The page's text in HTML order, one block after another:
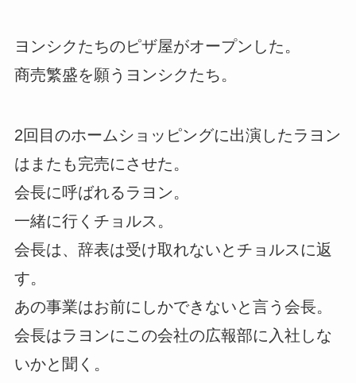
ヨンシクたちのピザ屋がオープンした。
商売繁盛を願うヨンシクたち。
2回目のホームショッピングに出演したラヨン
はまたも完売にさせた。
会長に呼ばれるラヨン。
一緒に行くチョルス。
会長は、辞表は受け取れないとチョルスに返
す。
あの事業はお前にしかできないと言う会長。
会長はラヨンにこの会社の広報部に入社しな
いかと聞く。